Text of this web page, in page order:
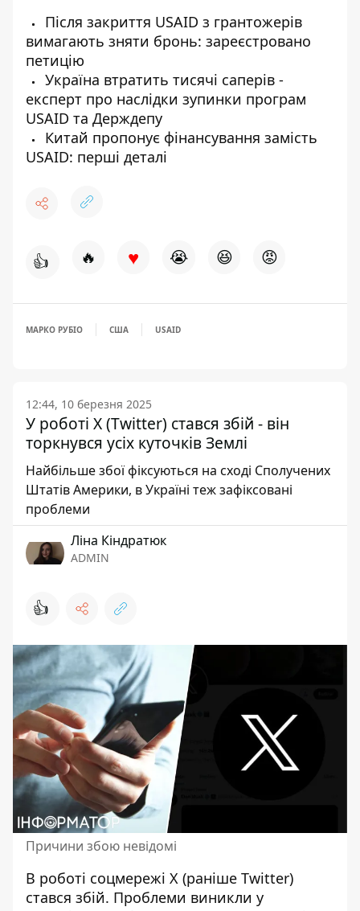
Після закриття USAID з грантожерів
вимагають зняти бронь: зареєстровано
петицію
Україна втратить тисячі саперів -
експерт про наслідки зупинки програм
USAID та Держдепу
Китай пропонує фінансування замість
USAID: перші деталі
👍 🔥 ♥ 😭 😆 😡
МАРКО РУБІО США USAID
12:44, 10 березня 2025
У роботі X (Twitter) стався збій - він
торкнувся усіх куточків Землі
Найбільше збої фіксуються на сході Сполучених
Штатів Америки, в Україні теж зафіксовані
проблеми
Ліна Кіндратюк
ADMIN
👍
Причини збою невідомі
В роботі соцмережі X (раніше Twitter)
стався збій. Проблеми виникли у